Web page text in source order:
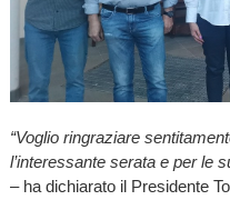
“Voglio ringraziare
l’interessante serata e per le
– ha dichiarato il Presidente